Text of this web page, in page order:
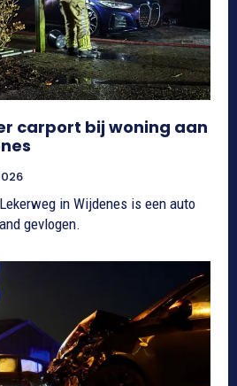
carport bij woning aan
in Wijdenes is een auto
gevlogen.